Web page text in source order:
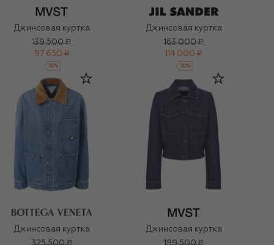
Джинсовая куртка
139 500 ₽
97 650 ₽
-30%
Джинсовая куртка
163 000 ₽
114 000 ₽
-30%
Джинсовая куртка
325 500 ₽
Джинсовая куртка
199 500 ₽